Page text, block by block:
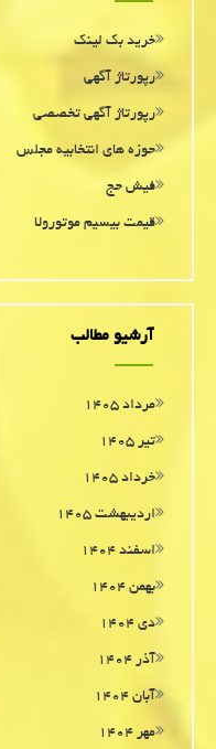
خرید بک لینک
رپورتاژ آگهی
رپورتاژ آگهی تخصصی
حوزه های انتخابیه مجلس
فیش حج
قیمت بیسیم موتورولا
آرشیو مطالب
مرداد ۱۴۰۵
تیر ۱۴۰۵
خرداد ۱۴۰۵
اردیبهشت ۱۴۰۵
اسفند ۱۴۰۴
بهمن ۱۴۰۴
دی ۱۴۰۴
آذر ۱۴۰۴
آبان ۱۴۰۴
مهر ۱۴۰۴